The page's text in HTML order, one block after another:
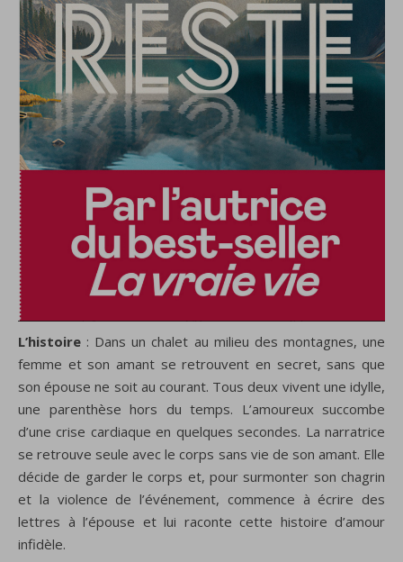
L’histoire : Dans un chalet au milieu des montagnes, une
femme et son amant se retrouvent en secret, sans que
son épouse ne soit au courant. Tous deux vivent une idylle,
une parenthèse hors du temps. L’amoureux succombe
d’une crise cardiaque en quelques secondes. La narratrice
se retrouve seule avec le corps sans vie de son amant. Elle
décide de garder le corps et, pour surmonter son chagrin
et la violence de l’événement, commence à écrire des
lettres à l’épouse et lui raconte cette histoire d’amour
infidèle.